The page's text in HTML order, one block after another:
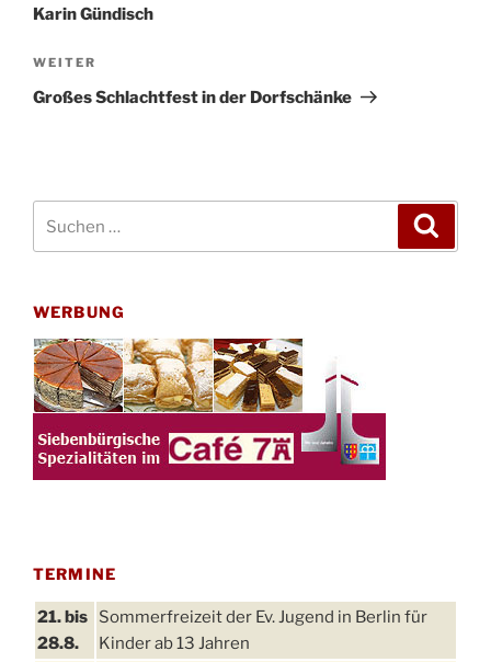
Karin Gündisch
Nächster
Beitrag
WEITER
Großes Schlachtfest in der Dorfschänke
nach:
WERBUNG
TERMINE
21. bis
28.8.
Sommerfreizeit der Ev. Jugend in Berlin für
Kinder ab 13 Jahren